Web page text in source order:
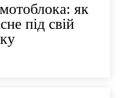
як
під свій